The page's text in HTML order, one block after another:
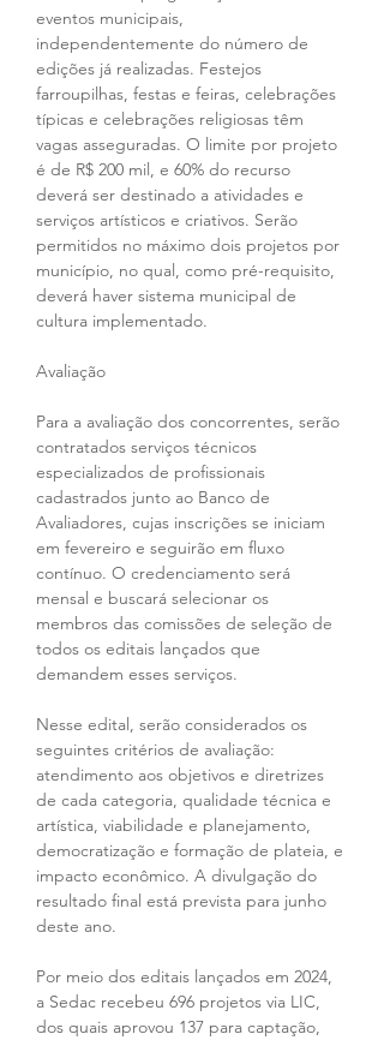
eventos municipais,
independentemente do número de
edições já realizadas. Festejos
farroupilhas, festas e feiras, celebrações
típicas e celebrações religiosas têm
vagas asseguradas. O limite por projeto
é de R$ 200 mil, e 60% do recurso
deverá ser destinado a atividades e
serviços artísticos e criativos. Serão
permitidos no máximo dois projetos por
município, no qual, como pré-requisito,
deverá haver sistema municipal de
cultura implementado.
Avaliação
Para a avaliação dos concorrentes, serão
contratados serviços técnicos
especializados de profissionais
cadastrados junto ao Banco de
Avaliadores, cujas inscrições se iniciam
em fevereiro e seguirão em fluxo
contínuo. O credenciamento será
mensal e buscará selecionar os
membros das comissões de seleção de
todos os editais lançados que
demandem esses serviços.
Nesse edital, serão considerados os
seguintes critérios de avaliação:
atendimento aos objetivos e diretrizes
de cada categoria, qualidade técnica e
artística, viabilidade e planejamento,
democratização e formação de plateia, e
impacto econômico. A divulgação do
resultado final está prevista para junho
deste ano.
Por meio dos editais lançados em 2024,
a Sedac recebeu 696 projetos via LIC,
dos quais aprovou 137 para captação,